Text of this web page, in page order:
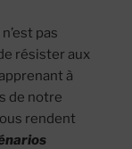
pas
résister aux
à
de notre
rendent